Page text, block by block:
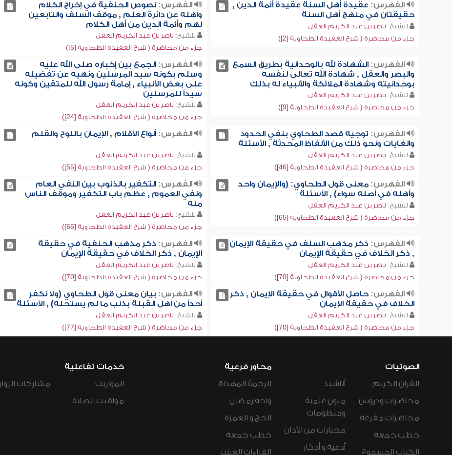
الفهرس: عقيدة أهل السنة عقيدة أئمة الدين ,
حقيقتان في منهج أهل السنة
للشيخ: ناصر بن عبد الكريم العقل
جزء من محاضرة ( شرح العقيدة الطحاوية [2])
الفهرس: نصوص الحنفية في إخراج الكلام
وأهله عن دائرة العلم , موقف السلف والتابعين
لهم وأئمة الدين من أهل الكلام
للشيخ: ناصر بن عبد الكريم العقل
جزء من محاضرة ( شرح العقيدة الطحاوية [5])
الفهرس:الشهادة لله بالوحدانية بطريق السمع
والبصر والعقل , شهادة الله تعالى لنفسه
بوحدانيته وشهادة الملائكة والأنبياء له بذلك
للشيخ: ناصر بن عبد الكريم العقل
جزء من محاضرة ( شرح العقيدة الطحاوية [9])
الفهرس: الجمع بين إخباره صلى الله عليه
وسلم بكونه سيد المرسلين ونهيه عن تفضيله
على بعض الأنبياء , إمامة رسول الله للمتقين وكونه
سيداً للمرسلين
للشيخ: ناصر بن عبد الكريم العقل
جزء من محاضرة ( شرح العقيدة الطحاوية [24])
الفهرس: توجيه قصد الطحاوي بنفي الحدود
والغايات ونحو ذلك من الألفاظ المحدثة , الأسئلة
للشيخ: ناصر بن عبد الكريم العقل
جزء من محاضرة ( شرح العقيدة الطحاوية [46])
الفهرس: أنواع الأقلام , الإيمان باللوح والقلم
للشيخ: ناصر بن عبد الكريم العقل
جزء من محاضرة ( شرح العقيدة الطحاوية [55])
الفهرس:معنى قول الطحاوي: (والإيمان واحد
وأهله في أصله سواء) , الأسئلة
للشيخ: ناصر بن عبد الكريم العقل
جزء من محاضرة ( شرح العقيدة الطحاوية [65])
الفهرس: التكفير بالذنوب بين النفي العام
ونفي العموم , عظم باب التكفير وموقف الناس
منه
للشيخ: ناصر بن عبد الكريم العقل
جزء من محاضرة ( شرح العقيدة الطحاوية [66])
الفهرس: ذكر مذهب السلف في حقيقة الإيمان
, ذكر الخلاف في حقيقة الإيمان
للشيخ: ناصر بن عبد الكريم العقل
جزء من محاضرة ( شرح العقيدة الطحاوية [70])
الفهرس: ذكر مذهب الحنفية في حقيقة
الإيمان , ذكر الخلاف في حقيقة الإيمان
للشيخ: ناصر بن عبد الكريم العقل
جزء من محاضرة ( شرح العقيدة الطحاوية [70])
الفهرس:حاصل الأقوال في حقيقة الإيمان , ذكر
الخلاف في حقيقة الإيمان
للشيخ: ناصر بن عبد الكريم العقل
جزء من محاضرة ( شرح العقيدة الطحاوية [70])
الفهرس: بيان معنى قول الطحاوي (ولا نكفر
أحداً من أهل القبلة بذنب ما لم يستحله) , الأسئلة
للشيخ: ناصر بن عبد الكريم العقل
جزء من محاضرة ( شرح العقيدة الطحاوية [77])
الصوتيات
القرآن الكريم
محاضرات ودروس
محاضرات مفرغة
خطب جمعة
الكتاب المسموع
أناشيد
متون علمية
ومنظومات
مختارات من الأذان
أدعية و أذكار
محاور فرعية
الرحمة المهداة
واحة رمضان
الحج و العمرة
خطب جمعة
القراءات العشر
خدمات تفاعلية
المواريث
مواقيت الصلاة
مشاركات الزوار